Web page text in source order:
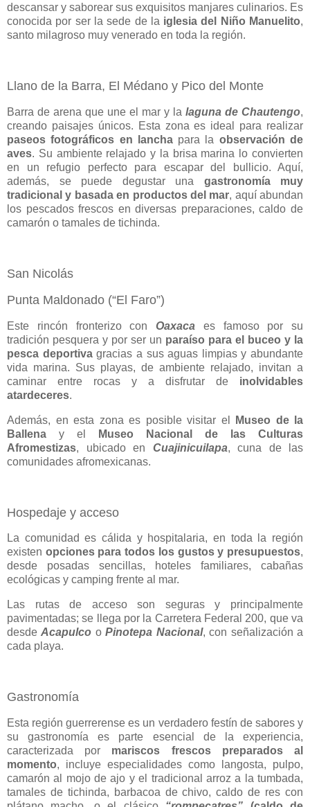
descansar y saborear sus exquisitos manjares culinarios. Es
conocida por ser la sede de la iglesia del Niño Manuelito,
santo milagroso muy venerado en toda la región.
Llano de la Barra, El Médano y Pico del Monte
Barra de arena que une el mar y la laguna de Chautengo,
creando paisajes únicos. Esta zona es ideal para realizar
paseos fotográficos en lanchapara la observación de
aves. Su ambiente relajado y la brisa marina lo convierten
en un refugio perfecto para escapar del bullicio. Aquí,
además, se puede degustar una gastronomía muy
tradicional y basada en productos del mar, aquí abundan
los pescados frescos en diversas preparaciones, caldo de
camarón o tamales de tichinda.
San Nicolás
Punta Maldonado (“El Faro”)
Este rincón fronterizo con Oaxaca es famoso por su
tradición pesquera y por ser un paraíso para el
buceo y la
pesca deportivagracias a sus aguas limpias y abundante
vida marina. Sus playas, de ambiente relajado, invitan a
caminar entre rocas y a disfrutar de inolvidables
atardeceres.
Además, en esta zona es posible visitar el
Museo de la
Ballena y el
Museo Nacional de las Culturas
Afromestizas, ubicado en Cuajinicuilapa, cuna de las
comunidades afromexicanas.
Hospedaje y acceso
La comunidad es cálida y hospitalaria, en toda la región
existen opciones para todos los gustos y presupuestos,
desde posadas sencillas, hoteles familiares, cabañas
ecológicas y camping frente al mar.
Las rutas de acceso son seguras y principalmente
pavimentadas; se llega por la Carretera Federal 200, que va
desdeAcapulco oPinotepa Nacional, con señalización a
cada playa.
Gastronomía
Esta región guerrerense es un verdadero festín de sabores y
su gastronomía es parte esencial de la experiencia,
caracterizada por mariscos frescos preparados al
momento, incluye especialidades como langosta, pulpo,
camarón al mojo de ajo y el tradicional arroz a la tumbada,
tamales de tichinda, barbacoa de chivo, caldo de res con